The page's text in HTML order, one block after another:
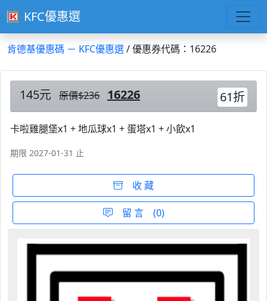
KFC優惠選
肯德基優惠碼 － KFC優惠選/ 優惠券代碼：16226
145元 原價$236 16226 61折
卡啦雞腿堡x1 + 地瓜球x1 + 蛋塔x1 + 小飲x1
期限 2027-01-31 止
收 藏
留 言 (0)